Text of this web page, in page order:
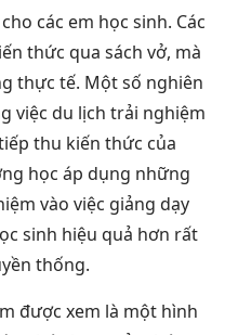
các em học sinh. Các
thức qua sách vở, mà
thực tế. Một số nghiên
việc du lịch trải nghiệm
thu kiến thức của
học áp dụng những
vào việc giảng dạy
sinh hiệu quả hơn rất
thống.
được xem là một hình